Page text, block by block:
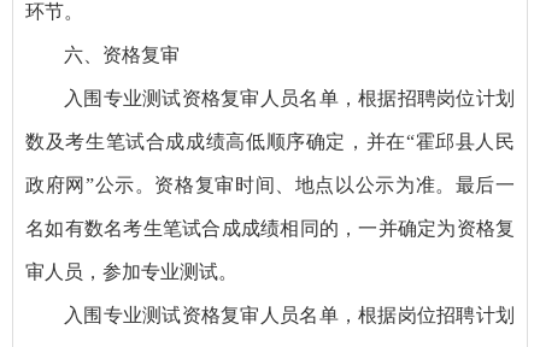
环节。
六、资格复审
入围专业测试资格复审人员名单，根据招聘岗位计划
数及考生笔试合成成绩高低顺序确定，并在“霍邱县人民
政府网”公示。资格复审时间、地点以公示为准。最后一
名如有数名考生笔试合成成绩相同的，一并确定为资格复
审人员，参加专业测试。
入围专业测试资格复审人员名单，根据岗位招聘计划